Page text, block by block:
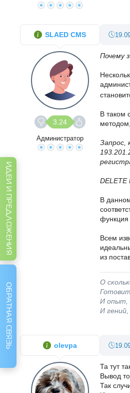
Почему
В таком
Запрос,
DELETE
В
функция
Всем
из
О
Готовит
И опыт,
И гений,
SLAED CMS
3.24
Администратор
Та тут
Вывод
Так
olevpa
ИДЕИ И ПРЕДЛОЖЕНИЯ
ОБРАТНАЯ СВЯЗЬ